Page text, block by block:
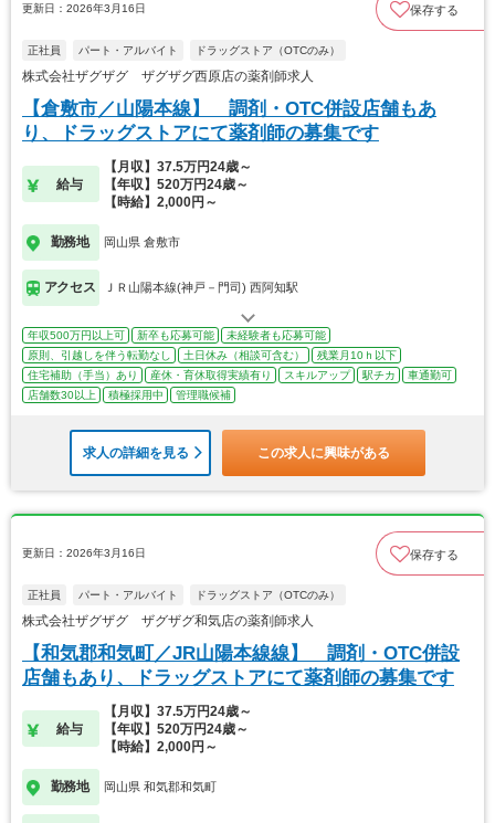
更新日：2026年3月16日 保存する
正社員 パート・アルバイト ドラッグストア（OTCのみ）
株式会社ザグザグ ザグザグ西原店の薬剤師求人
【倉敷市／山陽本線】 調剤・OTC併設店舗もあ
り、ドラッグストアにて薬剤師の募集です
給与
【月収】37.5万円24歳～
【年収】520万円24歳～
【時給】2,000円～
勤務地 岡山県 倉敷市
アクセス ＪＲ山陽本線(神戸－門司) 西阿知駅
年収500万円以上可 新卒も応募可能
未経験者も応募可能
原則、引越しを伴う転勤なし
土日休み（相談可含む）
残業月10ｈ以下
住宅補助（手当）あり
産休・育休取得実績有り スキルアップ 駅チカ
車通勤可
店舗数30以上
積極採用中 管理職候補
求人の詳細を見る この求人に興味がある
更新日：2026年3月16日 保存する
正社員 パート・アルバイト ドラッグストア（OTCのみ）
株式会社ザグザグ ザグザグ和気店の薬剤師求人
【和気郡和気町／JR山陽本線線】 調剤・OTC併設
店舗もあり、ドラッグストアにて薬剤師の募集です
給与
【月収】37.5万円24歳～
【年収】520万円24歳～
【時給】2,000円～
勤務地 岡山県 和気郡和気町